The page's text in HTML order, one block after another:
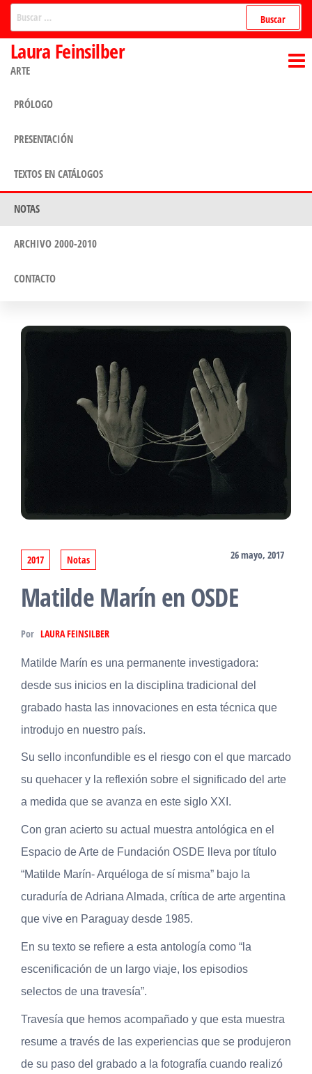
Saltar
contenido
Laura Feinsilber
ARTE
PRÓLOGO
PRESENTACIÓN
TEXTOS EN CATÁLOGOS
NOTAS
ARCHIVO 2000-2010
CONTACTO
2017 Notas 26 mayo, 2017
Matilde Marín en OSDE
Por LAURA FEINSILBER
Matilde Marín es una permanente investigadora:
desde sus inicios en la disciplina tradicional del
grabado hasta las innovaciones en esta técnica que
introdujo en nuestro país.
Su sello inconfundible es el riesgo con el que marcado
su quehacer y la reflexión sobre el significado del arte
a medida que se avanza en este siglo XXI.
Con gran acierto su actual muestra antológica en el
Espacio de Arte de Fundación OSDE lleva por título
“Matilde Marín- Arquéloga de sí misma” bajo la
curaduría de Adriana Almada, crítica de arte argentina
que vive en Paraguay desde 1985.
En su texto se refiere a esta antología como “la
escenificación de un largo viaje, los episodios
selectos de una travesía”.
Travesía que hemos acompañado y que esta muestra
resume a través de las experiencias que se produjeron
de su paso del grabado a la fotografía cuando realizó